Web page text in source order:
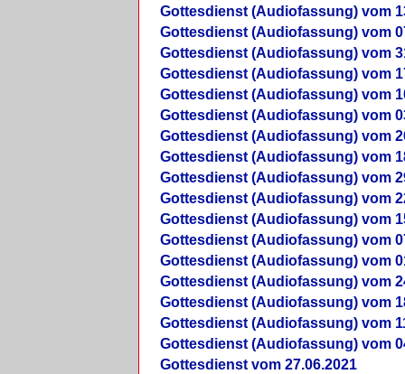
Gottesdienst (Audiofassung) vom
Gottesdienst (Audiofassung) vom
Gottesdienst (Audiofassung) vom
Gottesdienst (Audiofassung) vom
Gottesdienst (Audiofassung) vom
Gottesdienst (Audiofassung) vom
Gottesdienst (Audiofassung) vom
Gottesdienst (Audiofassung) vom
Gottesdienst (Audiofassung) vom
Gottesdienst (Audiofassung) vom
Gottesdienst (Audiofassung) vom
Gottesdienst (Audiofassung) vom
Gottesdienst (Audiofassung) vom
Gottesdienst (Audiofassung) vom
Gottesdienst (Audiofassung) vom
Gottesdienst (Audiofassung) vom
Gottesdienst (Audiofassung) vom
Gottesdienst vom 27.06.2021